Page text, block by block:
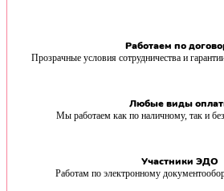
Работаем по
Прозрачные условия сотрудничества и
Любые виды
Мы работаем как по наличному, так и
Участники ЭДО
Работам по электронному